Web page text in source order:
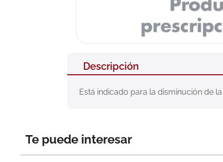
Descripción
Está indicado para la disminución de
Te puede interesar